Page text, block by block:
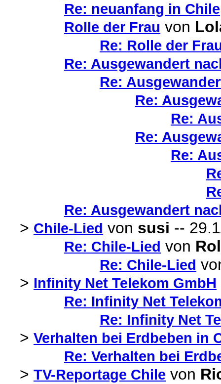
Re: neuanfang in Chile
Rolle der Frau von
Re: Rolle der
Re: Ausgewandert
Re:
Re:
Re:
Re:
Re:
Re: Ausgewandert
> Chile-Lied von susi --
Re: Chile-Lied von
Re: Chile-Lied
> Infinity Net Telekom GmbH
Re: Infinity Net
Re: Infinity Net
> Verhalten bei Erdbeben in
Re: Verhalten bei
> TV-Reportage Chile von